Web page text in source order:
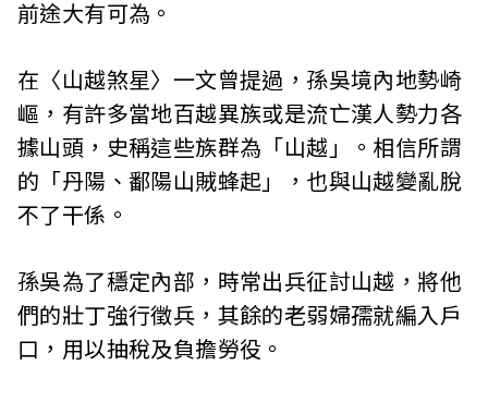
前途大有可為。
在〈山越煞星〉一文曾提過，孫吳境內地勢崎
嶇，有許多當地百越異族或是流亡漢人勢力各
據山頭，史稱這些族群為「山越」。相信所謂
的「丹陽、鄱陽山賊蜂起」，也與山越變亂脫
不了干係。
孫吳為了穩定內部，時常出兵征討山越，將他
們的壯丁強行徵兵，其餘的老弱婦孺就編入戶
口，用以抽稅及負擔勞役。